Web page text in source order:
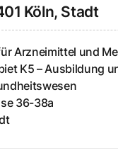
Köln, Stadt
Arzneimittel und
K5 – Ausbildung
36-38a